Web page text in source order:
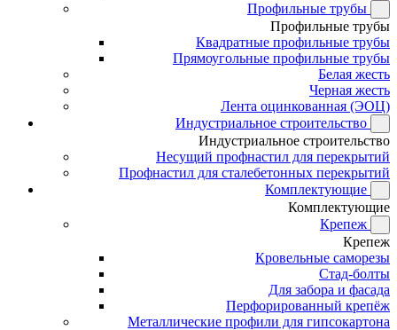
Профильные трубы
Профильные трубы
Квадратные профильные трубы
Прямоугольные профильные трубы
Белая жесть
Черная жесть
Лента оцинкованная (ЭОЦ)
Индустриальное строительство
Индустриальное строительство
Несущий профнастил для перекрытий
Профнастил для сталебетонных перекрытий
Комплектующие
Комплектующие
Крепеж
Крепеж
Кровельные саморезы
Стад-болты
Для забора и фасада
Перфорированный крепёж
Металлические профили для гипсокартона